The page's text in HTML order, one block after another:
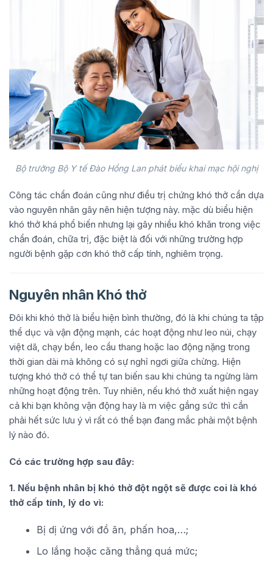
Bộ trưởng Bộ Y tế Đào Hồng Lan phát biểu khai mạc hội nghị
Công tác chẩn đoán cũng như điều trị chứng khó thở cần dựa
vào nguyên nhân gây nên hiện tượng này. mặc dù biểu hiện
khó thở khá phổ biến nhưng lại gây nhiều khó khăn trong việc
chẩn đoán, chữa trị, đặc biệt là đối với những trường hợp
người bệnh gặp cơn khó thở cấp tính, nghiêm trọng.
Nguyên nhân Khó thở
Đôi khi khó thở là biểu hiện bình thường, đó là khi chúng ta tập
thể dục và vận động mạnh, các hoạt động như leo núi, chạy
việt dã, chạy bền, leo cầu thang hoặc lao động nặng trong
thời gian dài mà không có sự nghỉ ngơi giữa chừng. Hiện
tượng khó thở có thể tự tan biến sau khi chúng ta ngừng làm
những hoạt động trên. Tuy nhiên, nếu khó thở xuất hiện ngay
cả khi bạn không vận động hay là m việc gắng sức thì cần
phải hết sức lưu ý vì rất có thể bạn đang mắc phải một bệnh
lý nào đó.
Có các trường hợp sau đây:
1. Nếu bệnh nhân bị khó thở đột ngột sẽ được coi là khó
thở cấp tính, lý do vì:
Bị dị ứng với đồ ăn, phấn hoa,…;
Lo lắng hoặc căng thẳng quá mức;